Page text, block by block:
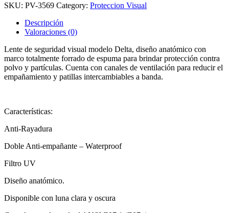
SKU: PV-3569 Category: Proteccion Visual
Descripción
Valoraciones (0)
Lente de seguridad visual modelo Delta, diseño anatómico con
marco totalmente forrado de espuma para brindar protección contra
polvo y partículas. Cuenta con canales de ventilación para reducir el
empañamiento y patillas intercambiables a banda.
Características:
Anti-Rayadura
Doble Anti-empañante – Waterproof
Filtro UV
Diseño anatómico.
Disponible con luna clara y oscura